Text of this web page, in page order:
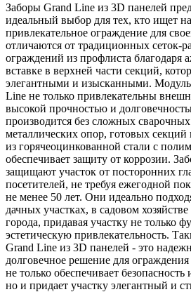
Заборы Grand Line из 3D панелей
идеальный выбор для тех, кто ищет
привлекательное ограждение для
отличаются от традиционных сеток-
ограждений из профлиста благодаря
вставке в верхней части секций,
элегантными и изысканными.
Line не только привлекательны
высокой прочностью и
производится без сложных
металлических опор, готовых секций
из горячеоцинкованной стали с
обеспечивает защиту от коррозии.
защищают участок от посторонних
посетителей, не требуя ежегодной
не менее 50 лет. Они идеально
дачных участках, в садовом
города, придавая участку не только
эстетическую привлекательность.
Grand Line из 3D панелей - это
долговечное решение для
не только обеспечивает
но и придает участку элегантный и